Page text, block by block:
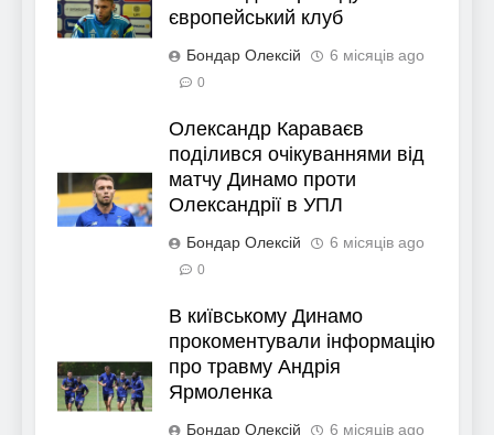
європейський клуб
Бондар Олексій 6 місяців ago
0
Олександр Караваєв
поділився очікуваннями від
матчу Динамо проти
Олександрії в УПЛ
Бондар Олексій 6 місяців ago
0
В київському Динамо
прокоментували інформацію
про травму Андрія
Ярмоленка
Бондар Олексій 6 місяців ago